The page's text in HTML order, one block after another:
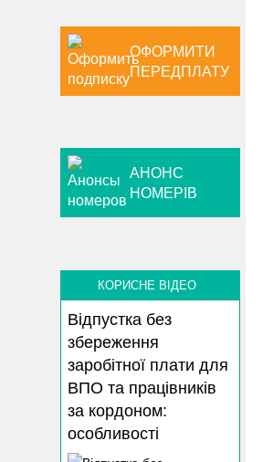
ОФОРМИТИ
ПЕРЕДПЛАТУ
АНОНС
НОМЕРІВ
КОРИСНЕ ВІДЕО
Відпустка без
збереження
заробітної плати для
ВПО та працівників
за кордоном:
особливості